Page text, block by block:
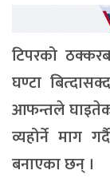
टिपरको
घण्टा
आफन्तले
व्यहोर्ने माग
बनाएका छन् ।